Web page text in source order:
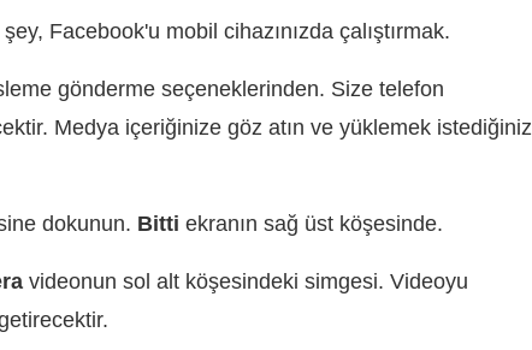
Facebook'u mobil cihazınızda çalıştırmak.
gönderme seçeneklerinden. Size telefon
Medya içeriğinize göz atın ve yüklemek istediğiniz
dokunun. Bitti ekranın sağ üst köşesinde.
videonun sol alt köşesindeki simgesi. Videoyu